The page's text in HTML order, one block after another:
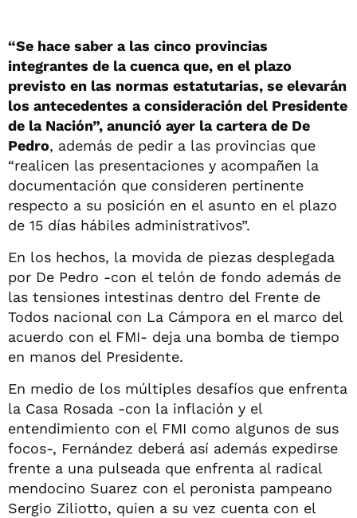
“Se hace saber a las cinco provincias
integrantes de la cuenca que, en el plazo
previsto en las normas estatutarias, se elevarán
los antecedentes a consideración del Presidente
de la Nación”, anunció ayer la cartera de De
Pedro, además de pedir a las provincias que
“realicen las presentaciones y acompañen la
documentación que consideren pertinente
respecto a su posición en el asunto en el plazo
de 15 días hábiles administrativos”.
En los hechos, la movida de piezas desplegada
por De Pedro -con el telón de fondo además de
las tensiones intestinas dentro del Frente de
Todos nacional con La Cámpora en el marco del
acuerdo con el FMI- deja una bomba de tiempo
en manos del Presidente.
En medio de los múltiples desafíos que enfrenta
la Casa Rosada -con la inflación y el
entendimiento con el FMI como algunos de sus
focos-, Fernández deberá así además expedirse
frente a una pulseada que enfrenta al radical
mendocino Suarez con el peronista pampeano
Sergio Ziliotto, quien a su vez cuenta con el